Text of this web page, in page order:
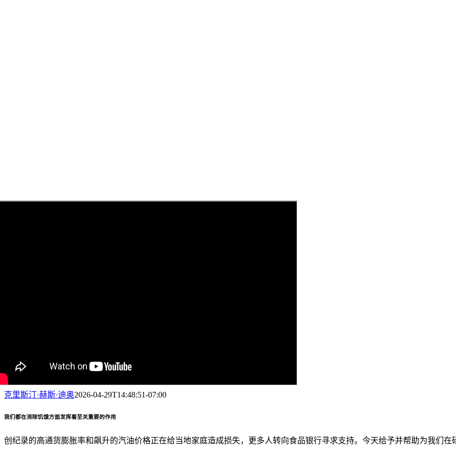
克里斯汀·赫斯·迪奥2026-04-29T14:48:51-07:00
我们都在消除饥饿方面发挥着至关重要的作用
创纪录的高通货膨胀率和飙升的汽油价格正在给当地家庭造成损失，更多人转向食品银行寻求支持。今天给予并帮助为我们在